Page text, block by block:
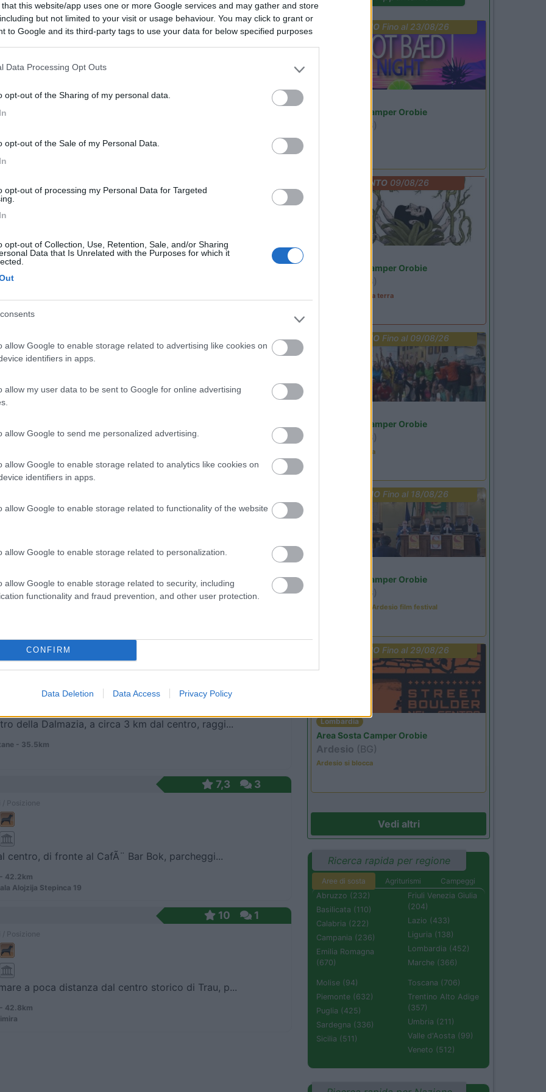
that this website/app uses one or more Google services and may gather and store
but not limited to your visit or usage behaviour. You may click to grant or
to Google and its third-party tags to use your data for below specified purposes
Data Processing Opt Outs
opt-out of the Sharing of my personal data.
opt-out of the Sale of my Personal Data.
opt-out of processing my Personal Data for Targeted
opt-out of Collection, Use, Retention, Sale, and/or Sharing
Data that Is Unrelated with the Purposes for which it
allow Google to enable storage related to advertising like cookies on
identifiers in apps.
allow my user data to be sent to Google for online advertising
allow Google to send me personalized advertising.
allow Google to enable storage related to analytics like cookies on
identifiers in apps.
allow Google to enable storage related to functionality of the website
allow Google to enable storage related to personalization.
allow Google to enable storage related to security, including
functionality and fraud prevention, and other user protection.
CONFIRM
Data Deletion Data Access Privacy Policy
/ Posizione
dal centro e a 100 m. dal mare, spiaggia libera ...
Posizione
area sosta a conduzione familiare. A circa 200 m ...
- 13km
8,8
Posizione
- 15.1km
38
7
Posizione
dal mare e a 800 m dal centro, area sosta spartan...
27.5km
per camper e tende. A10 minuti a piedi dal cen...
Posizione
della Dalmazia, a circa 3 km dal centro, raggi...
- 35.5km
7,3 3
centro, di fronte al CafÃ¨ Bar Bok, parcheggi...
42.2km
Alojzija Stepinca 19
10 1
a poca distanza dal centro storico di Trau, p...
42.8km
PROMO Fino al 23/08/26
Area Sosta Camper Orobie
(BG)
EVENTO09/08/26
Area Sosta Camper Orobie
(BG)
A levar l'ombra da terra
PROMO Fino al 09/08/26
Area Sosta Camper Orobie
(BG)
Ardesio in scatola
PROMO Fino al 18/08/26
Area Sosta Camper Orobie
(BG)
Sacrae Scenae - Ardesio film festival
PROMO Fino al 29/08/26
Lombardia
Area Sosta Camper Orobie
Ardesio (BG)
Ardesio si blocca
Vedi altri
Ricerca rapida per regione
Aree di sosta Agriturismi
Campeggi
Abruzzo (232)
Basilicata (110)
Calabria (222)
Campania (236)
Emilia Romagna
(670)
Friuli Venezia Giulia
(204)
Lazio (433)
Liguria (138)
Lombardia (452)
Marche (366)
Molise (94)
Piemonte (632)
Puglia (425)
Sardegna (336)
Sicilia (511)
Toscana (706)
Trentino Alto Adige
(357)
Umbria (211)
Valle d'Aosta (99)
Veneto (512)